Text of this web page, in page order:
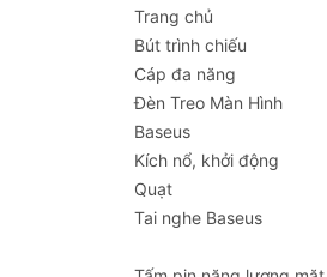
Đếm bước chân
Đồng hồ theo
vận động.
Theo dõi hoạt
Không chỉ ghi
dễ dàng duy trì
Đa dạng tính
Ngoài các tính
Trang chủ
Bút trình chiếu
Cáp đa năng
Đèn Treo Màn Hình
Baseus
Kích nổ, khởi động
Quạt
Tai nghe Baseus